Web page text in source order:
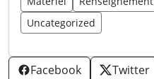
Uncategorized
Facebook Twitter